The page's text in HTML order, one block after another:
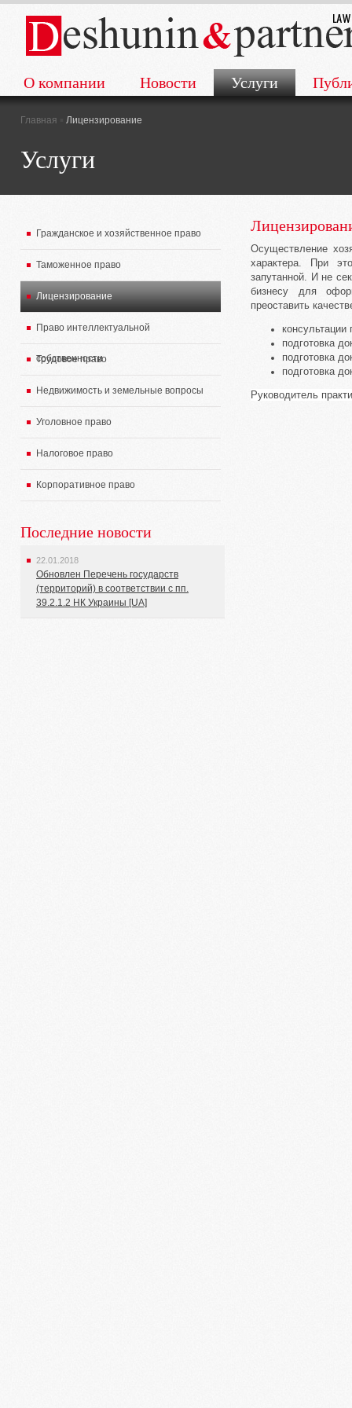
О компании Новости Услуги
Главная Лицензирование
Услуги
Гражданское и хозяйственное право
Таможенное право
Лицензирование
Право интеллектуальной
собственности
Трудовое право
Недвижимость и земельные вопросы
Уголовное право
Налоговое право
Корпоративное право
Последние новости
22.01.2018
Обновлен Перечень государств
(территорий) в соответствии с пп.
39.2.1.2 НК Украины [UA]
Осуществление
характера.
При
запутанной. И не
бизнесу для
преоставить
подготовка
подготовка
подготовка
Руководитель